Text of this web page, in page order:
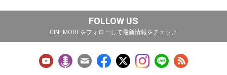
FOLLOW US
CINEMOREをフォローして最新情報をチェック